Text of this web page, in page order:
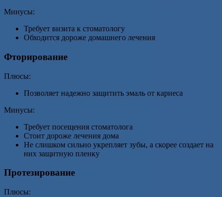
Минусы:
Требует визита к стоматологу
Обходится дороже домашнего лечения
Фторирование
Плюсы:
Позволяет надежно защитить эмаль от кариеса
Минусы:
Требует посещения стоматолога
Стоит дороже лечения дома
Не слишком сильно укрепляет зубы, а скорее создает на
них защитную пленку
Протезирование
Плюсы: